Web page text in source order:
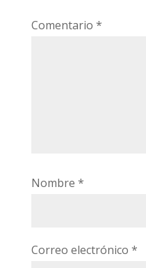
Comentario *
Nombre *
Correo electrónico *